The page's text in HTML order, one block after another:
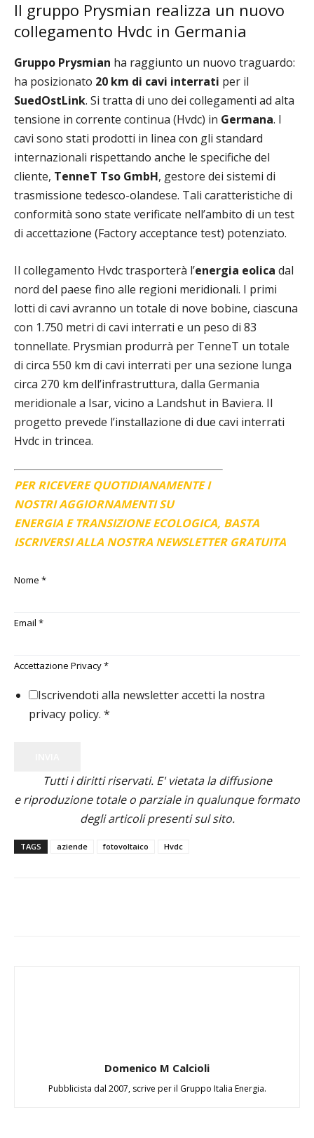
Il gruppo Prysmian realizza un nuovo
collegamento Hvdc in Germania
Gruppo Prysmian ha raggiunto un nuovo traguardo:
ha posizionato 20 km di cavi interrati per il
SuedOstLink. Si tratta di uno dei collegamenti ad alta
tensione in corrente continua (Hvdc) in Germana. I
cavi sono stati prodotti in linea con gli standard
internazionali rispettando anche le specifiche del
cliente, TenneT Tso GmbH, gestore dei sistemi di
trasmissione tedesco-olandese. Tali caratteristiche di
conformità sono state verificate nell’ambito di un test
di accettazione (Factory acceptance test) potenziato.
Il collegamento Hvdc trasporterà l’energia eolica dal
nord del paese fino alle regioni meridionali. I primi
lotti di cavi avranno un totale di nove bobine, ciascuna
con 1.750 metri di cavi interrati e un peso di 83
tonnellate. Prysmian produrrà per TenneT un totale
di circa 550 km di cavi interrati per una sezione lunga
circa 270 km dell’infrastruttura, dalla Germania
meridionale a Isar, vicino a Landshut in Baviera. Il
progetto prevede l’installazione di due cavi interrati
Hvdc in trincea.
PER RICEVERE QUOTIDIANAMENTE I
NOSTRI AGGIORNAMENTI SU
ENERGIA E TRANSIZIONE ECOLOGICA, BASTA
ISCRIVERSI ALLA NOSTRA NEWSLETTER GRATUITA
Nome *
Email *
Accettazione Privacy*
Iscrivendoti alla newsletter accetti la nostra
privacy policy. *
Tutti i diritti riservati. E' vietata la diffusione
e riproduzione totale o parziale in qualunque formato
degli articoli presenti sul sito.
TAGS aziende fotovoltaico Hvdc
Domenico M Calcioli
Pubblicista dal 2007, scrive per il Gruppo Italia Energia.